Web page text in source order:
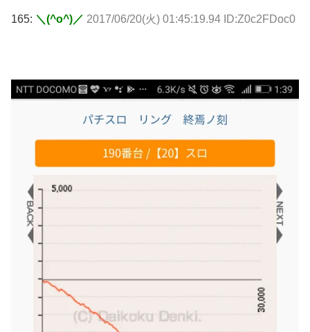
165: ＼(^o^)／ 2017/06/20(火) 01:45:19.94 ID:Z0c2FDoc0